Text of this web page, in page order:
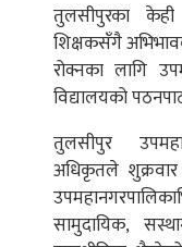
तुलसीपुरका केही
शिक्षकसँगै
रोक्नका लागि
विद्यालयको
तुलसीपुर
अधिकृतले शुक्रवार
सामुदायिक,